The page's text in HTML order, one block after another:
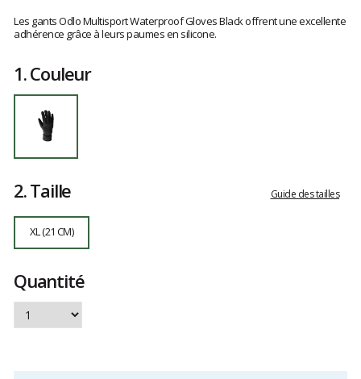
15000
XL
avis
clients
Les gants Odlo Multisport Waterproof Gloves Black offrent une excellente
adhérence grâce à leurs paumes en silicone.
1.Couleur
2.Taille Guide des tailles
XL (21 CM)
Quantité